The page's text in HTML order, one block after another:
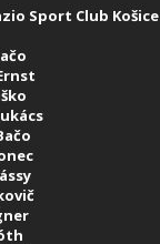
Sport Club Košice